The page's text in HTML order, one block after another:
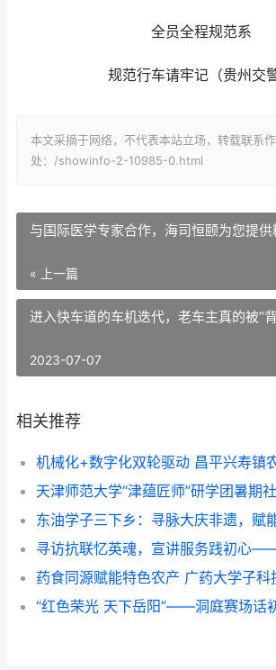
全员全程规范系
规范行车请牢记（贵州交警
本文采摘于网络，不代表本站立场，转载联系
处：/showinfo-2-10985-0.html
与国际医学专家合作，海司恒颐为您提
« 上一篇
进入快车道的车机迭代，老车主真的被“背
2023-07-07
相关推荐
东油学子三下乡：寻脉大庆非遗，赋